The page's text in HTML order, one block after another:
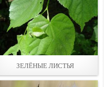
ЗЕЛЁНЫЕ ЛИСТЬЯ